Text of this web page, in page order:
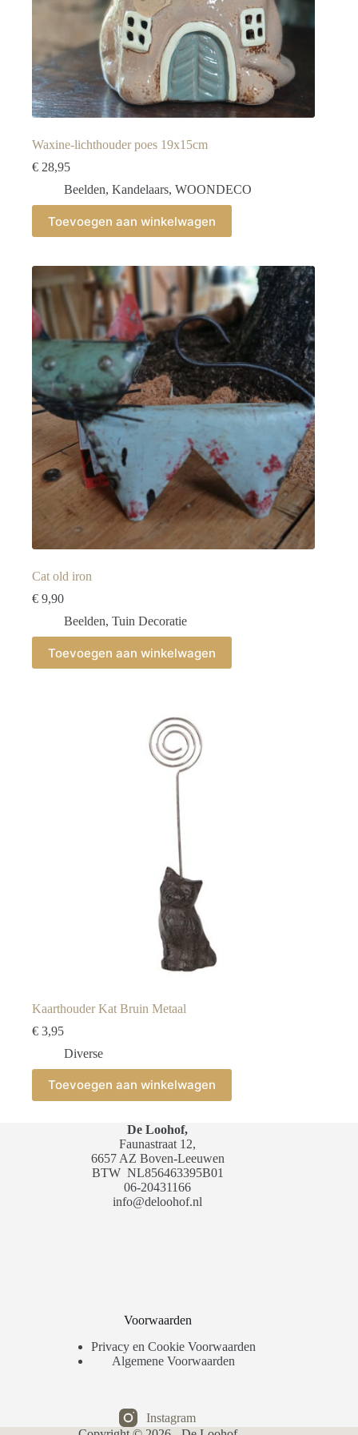
Waxine-lichthouder poes 19x15cm
€ 28,95
Beelden, Kandelaars, WOONDECO
Toevoegen aan winkelwagen
Cat old iron
€ 9,90
Beelden, Tuin Decoratie
Toevoegen aan winkelwagen
Kaarthouder Kat Bruin Metaal
€ 3,95
Diverse
Toevoegen aan winkelwagen
De Loohof,
Faunastraat 12,
6657 AZ Boven-Leeuwen
BTW NL856463395B01
06-20431166
info@deloohof.nl
Voorwaarden
Privacy en Cookie Voorwaarden
Algemene Voorwaarden
Instagram